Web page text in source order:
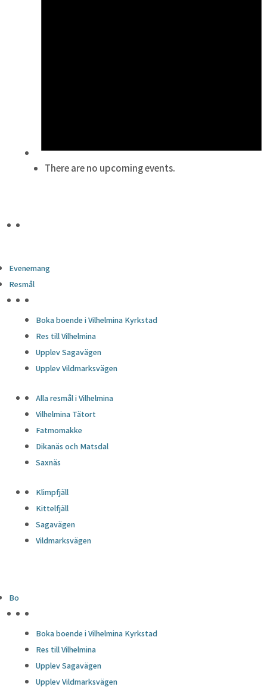
There are no upcoming events.
Evenemang
Resmål
Boka boende i Vilhelmina Kyrkstad
Res till Vilhelmina
Upplev Sagavägen
Upplev Vildmarksvägen
Alla resmål i Vilhelmina
Vilhelmina Tätort
Fatmomakke
Dikanäs och Matsdal
Saxnäs
Klimpfjäll
Kittelfjäll
Sagavägen
Vildmarksvägen
Bo
Boka boende i Vilhelmina Kyrkstad
Res till Vilhelmina
Upplev Sagavägen
Upplev Vildmarksvägen